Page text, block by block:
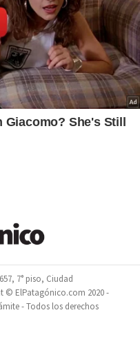
7° piso, Ciudad
© ElPatagónico.com 2020 -
- Todos los derechos